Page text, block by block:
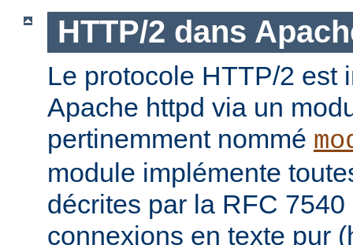
HTTP/2 dans
Le protocole HTTP/2 est
Apache httpd via un
pertinemment nommé
module implémente
décrites par la RFC
connexions en texte pur